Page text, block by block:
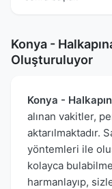
Konya -
Oluşturuluyor
Konya -
alınan vakitler,
aktarılmaktadır.
yöntemleri ile
kolayca
harmanlayıp,